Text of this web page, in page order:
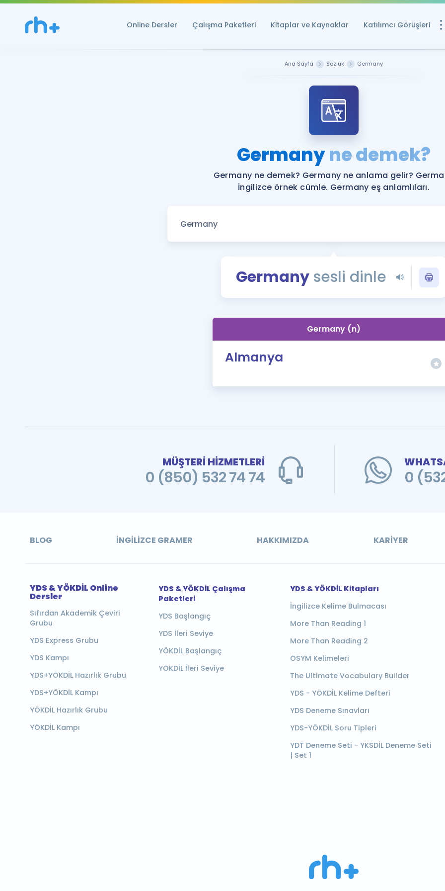
Online Dersler Çalışma Paketleri Kitaplar ve Kaynaklar Katılımcı Görüşleri
YDS ve YÖKDİL
YDS ve YÖKDİL'e
Tüm ÖSYM
YDS - YÖKDİL
İngilizce Gramer
Ana Sayfa Sözlük Germany
Germanyne demek?
Germany ne demek? Germany ne anlama gelir?
İngilizce örnek cümle. Germany eş anlamlıları.
Germanysesli dinle
Germany (n)
Almanya
MÜŞTERİ HİZMETLERİ
0 (850) 532 74 74 0
BLOG İNGILIZCE GRAMER HAKKIMIZDA KARIYER
YDS & YÖKDİL Online
Dersler
Sıfırdan Akademik Çeviri
Grubu
YDS Express Grubu
YDS Kampı
YDS+YÖKDİL Hazırlık Grubu
YDS+YÖKDİL Kampı
YÖKDİL Hazırlık Grubu
YÖKDİL Kampı
YDS & YÖKDİL Çalışma
Paketleri
YDS Başlangıç
YDS İleri Seviye
YÖKDİL Başlangıç
YÖKDİL İleri Seviye
YDS & YÖKDİL Kitapları
İngilizce Kelime Bulmacası
More Than Reading 1
More Than Reading 2
ÖSYM Kelimeleri
The Ultimate Vocabulary Builder
YDS - YÖKDİL Kelime Defteri
YDS Deneme Sınavları
YDS-YÖKDİL Soru Tipleri
YDT Deneme Seti - YKSDİL Deneme Seti
| Set 1